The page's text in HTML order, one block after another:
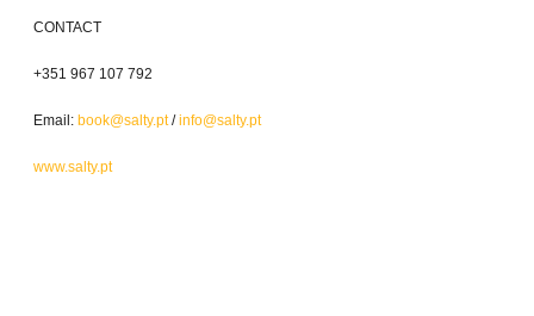
CONTACT
+351 967 107 792
Email: book@salty.pt/info@salty.pt
www.salty.pt